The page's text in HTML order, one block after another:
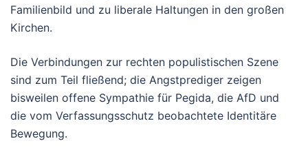
Familienbild und zu liberale Haltungen in den großen
Kirchen.
Die Verbindungen zur rechten populistischen Szene
sind zum Teil fließend; die Angstprediger zeigen
bisweilen offene Sympathie für Pegida, die AfD und
die vom Verfassungsschutz beobachtete Identitäre
Bewegung.